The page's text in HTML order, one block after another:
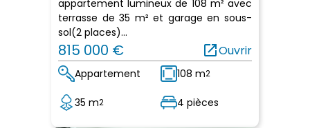
appartement lumineux de 108 m² avec
terrasse de 35 m² et garage en sous-
sol(2 places)...
815 000 € open_in_newOuvrir
Appartement 108 m2
35 m2 4 pièces